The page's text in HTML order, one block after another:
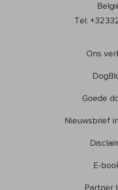
Tel:
Ons
Goede
Nieuwsbrief
E-
Partner